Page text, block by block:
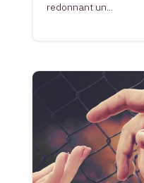
redonnant un...